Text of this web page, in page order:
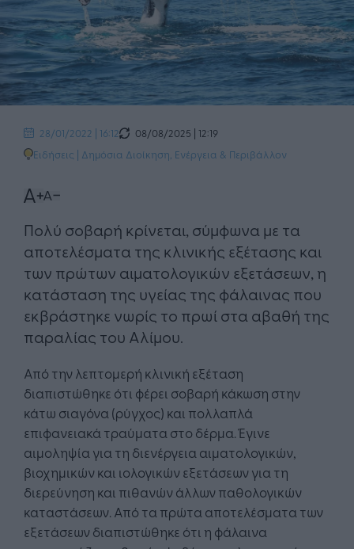
28/01/2022 | 16:12
08/08/2025 | 12:19
Ειδήσεις | Δημόσια Διοίκηση Ενέργεια & Περιβάλλον
Πολύ σοβαρή κρίνεται, σύμφωνα με τα
αποτελέσματα της κλινικής εξέτασης και
των πρώτων αιματολογικών εξετάσεων, η
κατάσταση της υγείας της φάλαινας που
εκβράστηκε νωρίς το πρωί στα αβαθή της
παραλίας του Αλίμου.
Από την λεπτομερή κλινική εξέταση
διαπιστώθηκε ότι φέρει σοβαρή κάκωση στην
κάτω σιαγόνα (ρύγχος) και πολλαπλά
επιφανειακά τραύματα στο δέρμα. Έγινε
αιμοληψία για τη διενέργεια αιματολογικών,
βιοχημικών και ιολογικών εξετάσεων για τη
διερεύνηση και πιθανών άλλων παθολογικών
καταστάσεων. Από τα πρώτα αποτελέσματα των
εξετάσεων διαπιστώθηκε ότι η φάλαινα